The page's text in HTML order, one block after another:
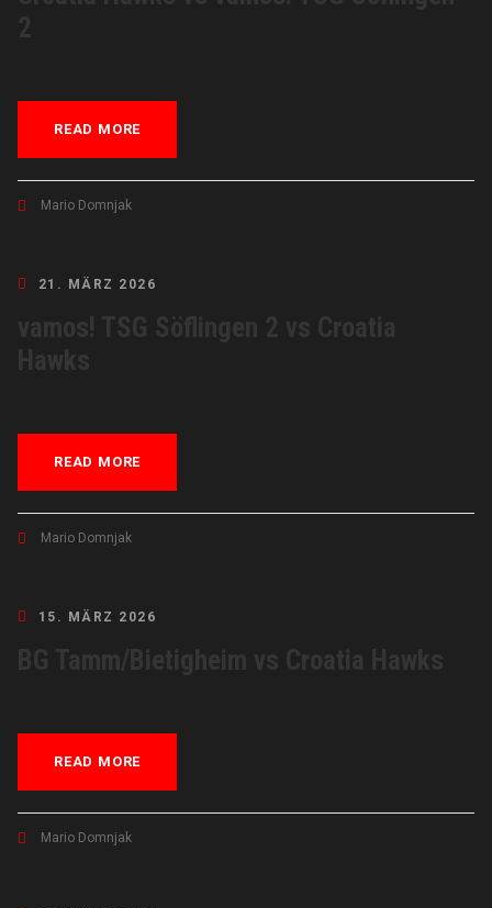
READ MORE
Mario Domnjak
21. MÄRZ 2026
READ MORE
Mario Domnjak
15. MÄRZ 2026
READ MORE
Mario Domnjak